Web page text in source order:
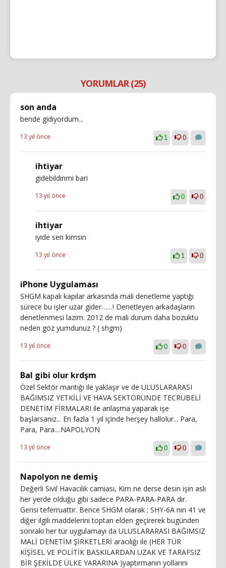
YORUMLAR (25)
son anda
bende gidiyordum...
13 yıl önce 1 0
ihtiyar
gidebildinmi bari
13 yıl önce 0 0
ihtiyar
iyide sen kimsin
13 yıl önce 1 0
iPhone Uygulaması
SHGM kapalı kapılar arkasında mali denetleme yaptığı
sürece bu işler uzar gider……! Denetleyen arkadaşların
denetlenmesi lazım. 2012 de mali durum daha bozuktu
neden göz yumdunuz ? ( shgm)
13 yıl önce 0 0
Bal gibi olur krdşm
Özel Sektör mantığı ile yaklaşır ve de ULUSLARARASI
BAĞIMSIZ YETKİLİ VE HAVA SEKTÖRÜNDE TECRÜBELİ
DENETİM FİRMALARI ile anlaşma yaparak işe
başlarsanız... En fazla 1 yıl içinde herşey hallolur... Para,
Para, Para....NAPOLYON
13 yıl önce 0 0
Napolyon ne demiş
Değerli Sivil Havacılık camiası, Kim ne derse desin işin aslı
her yerde olduğu gibi sadece PARA-PARA-PARA dır.
Gerisi teferruattır. Bence SHGM olarak ; SHY-6A nın 41 ve
diğer ilgili maddelerini toptan elden geçirerek bugünden
sonraki her tür uygulamayı da ULUSLARARASI BAĞIMSIZ
MALİ DENETİM ŞİRKETLERİ aracılığı ile (HER TÜR
KİŞİSEL VE POLİTİK BASKILARDAN UZAK VE TARAFSIZ
BİR ŞEKİLDE ÜLKE YARARINA )yaptırmanın yollarını